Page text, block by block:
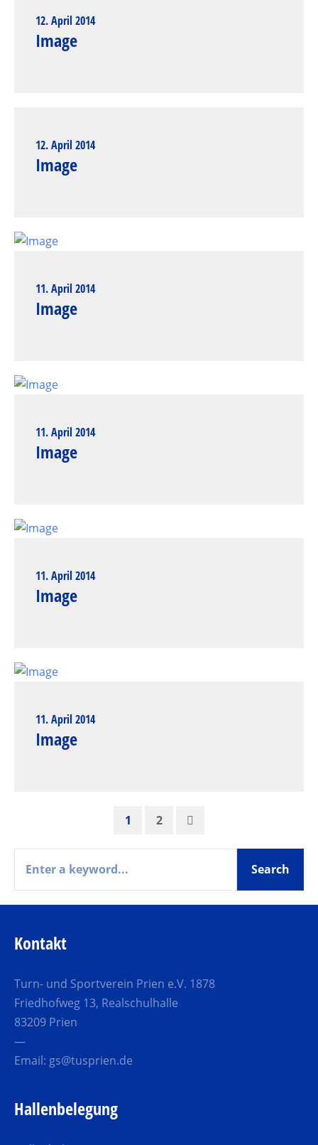
12. April 2014
Image
12. April 2014
Image
11. April 2014
Image
11. April 2014
Image
11. April 2014
Image
11. April 2014
Image
1 2
Kontakt
Turn- und Sportverein Prien e.V. 1878
Friedhofweg 13, Realschulhalle
83209 Prien
—
Email: gs@tusprien.de
Hallenbelegung